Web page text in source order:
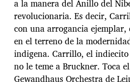
a la manera del Anillo del
revolucionaria. Es decir,
con una arrogancia
en el terreno de la
indigena. Carrillo, el indiecito
no le teme a Bruckner. Toca
Gewandhaus Orchestra de